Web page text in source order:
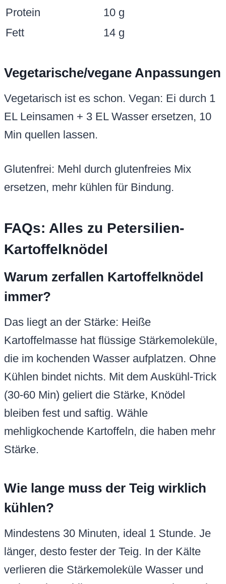
Protein
10 g
Fett
14 g
Vegetarische/vegane Anpassungen
Vegetarisch ist es schon. Vegan: Ei durch 1
EL Leinsamen + 3 EL Wasser ersetzen, 10
Min quellen lassen.
Glutenfrei: Mehl durch glutenfreies Mix
ersetzen, mehr kühlen für Bindung.
FAQs: Alles zu Petersilien-
Kartoffelknödel
Warum zerfallen Kartoffelknödel
immer?
Das liegt an der Stärke: Heiße
Kartoffelmasse hat flüssige Stärkemoleküle,
die im kochenden Wasser aufplatzen. Ohne
Kühlen bindet nichts. Mit dem Auskühl-Trick
(30-60 Min) geliert die Stärke, Knödel
bleiben fest und saftig. Wähle
mehligkochende Kartoffeln, die haben mehr
Stärke.
Wie lange muss der Teig wirklich
kühlen?
Mindestens 30 Minuten, ideal 1 Stunde. Je
länger, desto fester der Teig. In der Kälte
verlieren die Stärkemoleküle Wasser und